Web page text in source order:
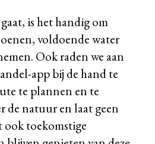
is het handig om
voldoende water
Ook raden we aan
app bij de hand te
te plannen en te
de natuur en laat geen
ook toekomstige